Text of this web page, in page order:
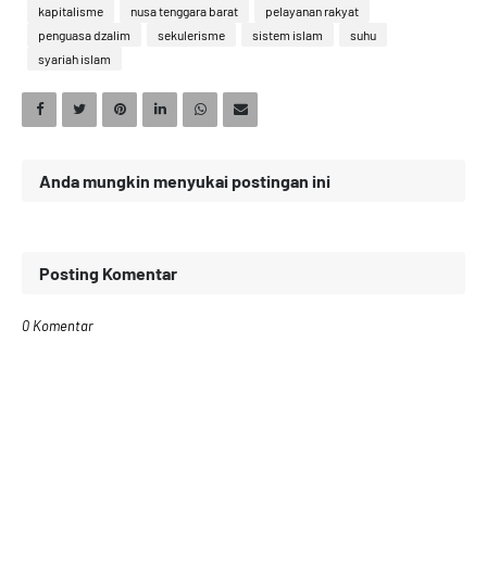
kapitalisme
nusa tenggara barat
pelayanan rakyat
penguasa dzalim
sekulerisme sistem islam
suhu
syariah islam
Anda mungkin menyukai postingan ini
Posting Komentar
0 Komentar